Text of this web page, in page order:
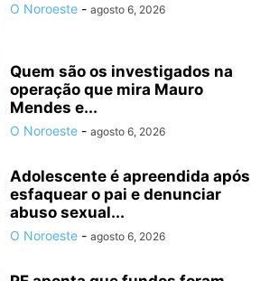
O Noroeste - agosto 6, 2026
Quem são os investigados na
operação que mira Mauro
Mendes e...
O Noroeste - agosto 6, 2026
Adolescente é apreendida após
esfaquear o pai e denunciar
abuso sexual...
O Noroeste - agosto 6, 2026